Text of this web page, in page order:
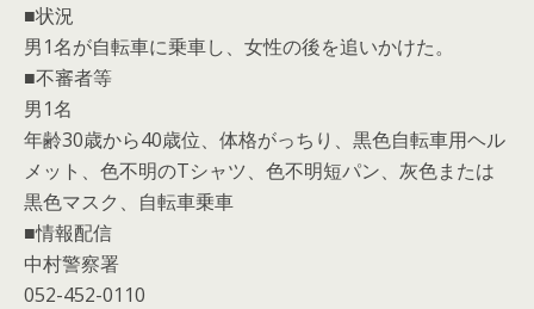
■状況
男1名が自転車に乗車し、女性の後を追いかけた。
■不審者等
男1名
年齢30歳から40歳位、体格がっちり、黒色自転車用ヘル
メット、色不明のTシャツ、色不明短パン、灰色または
黒色マスク、自転車乗車
■情報配信
中村警察署
052-452-0110